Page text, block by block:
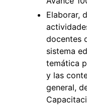
Elaborar,
docentes
sistema
temática
y las
general,